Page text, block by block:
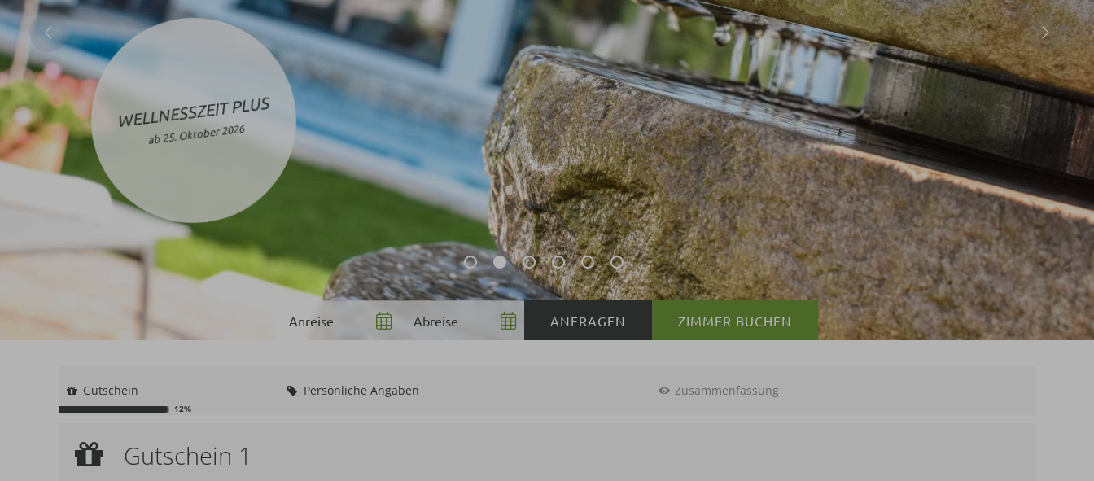
WELLNESSZEIT PLUS
ab 25. Oktober 2026
ZIMMER BUCHEN
Gutschein Persönliche Angaben Zusammenfassung
12%
Gutschein 1
Wertgutschein
Gutschein 1